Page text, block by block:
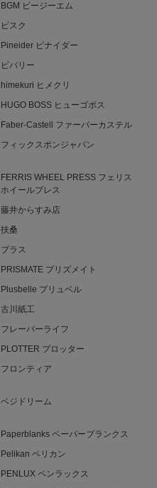
BGM ビージーエム
ビスク
Pineider ピナイダー
ビバリー
himekuri ヒメクリ
HUGO BOSS ヒューゴボス
Faber-Castell ファーバーカステル
フィックスポンジャパン
FERRIS WHEEL PRESS フェリス
ホイールプレス
藤井からすみ店
扶桑
プラス
PRISMATE プリズメイト
Plusbelle プリュベル
古川紙工
フレーバーライフ
PLOTTER プロッター
フロンティア
ベジドリーム
Paperblanks ペーパーブランクス
Pelikan ペリカン
PENLUX ペンラックス